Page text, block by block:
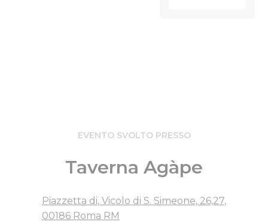
EVENTO SVOLTO PRESSO
Taverna Agàpe
Piazzetta di, Vicolo di S. Simeone, 26,27,
00186 Roma RM